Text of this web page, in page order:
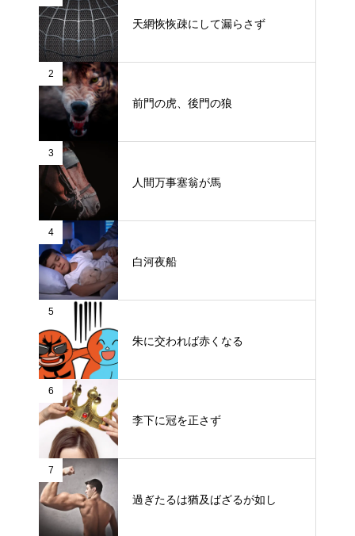
天網恢恢疎にして漏らさず
2
前門の虎、後門の狼
3
人間万事塞翁が馬
4
白河夜船
5
朱に交われば赤くなる
6
李下に冠を正さず
7
過ぎたるは猶及ばざるが如し